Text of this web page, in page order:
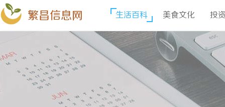
繁昌信息网 生活百科 美食文化 投